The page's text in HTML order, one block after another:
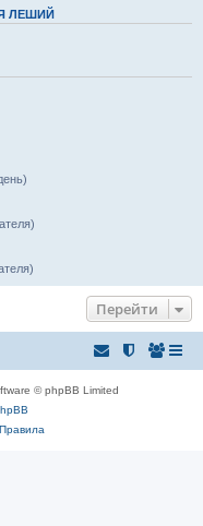
ЛЕШИЙ
Перейти
© phpBB Limited
Правила